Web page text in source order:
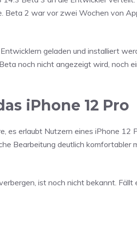
2 war vor zwei Wochen von
geladen und installiert
noch nicht angezeigt wird, noch
iPhone 12 Pro
es erlaubt Nutzern eines iPhone 12
Bearbeitung deutlich komfortabler
ist noch nicht bekannt.